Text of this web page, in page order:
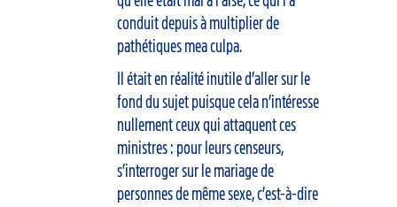
conduit depuis à multiplier de
pathétiques mea culpa.
Il était en réalité inutile d’aller sur le
fond du sujet puisque cela n’intéresse
nullement ceux qui attaquent ces
ministres : pour leurs censeurs,
s’interroger sur le mariage de
personnes de même sexe, c’est-à-dire